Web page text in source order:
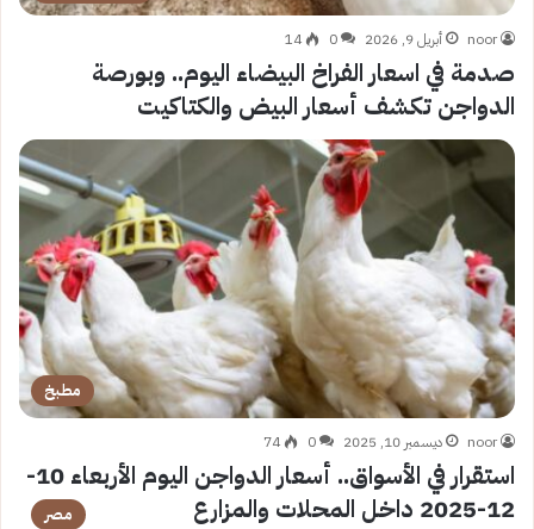
noor أبريل 9, 2026 0
14
صدمة في اسعار الفراخ البيضاء اليوم.. وبورصة
الدواجن تكشف أسعار البيض والكتاكيت
مطبخ
noor ديسمبر 10, 2025 0
74
استقرار في الأسواق.. أسعار الدواجن اليوم الأربعاء 10-
12-2025 داخل المحلات والمزارع
مصر